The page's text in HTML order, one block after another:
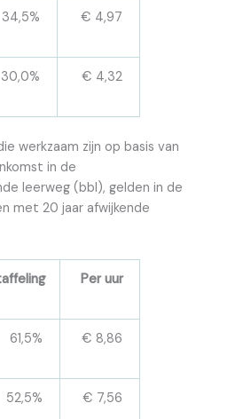
34,5% € 4,97
30,0% € 4,32
werkzaam zijn op basis van
in de
leerweg (bbl), gelden in de
met 20 jaar afwijkende
Per uur
61,5% € 8,86
52,5% € 7,56